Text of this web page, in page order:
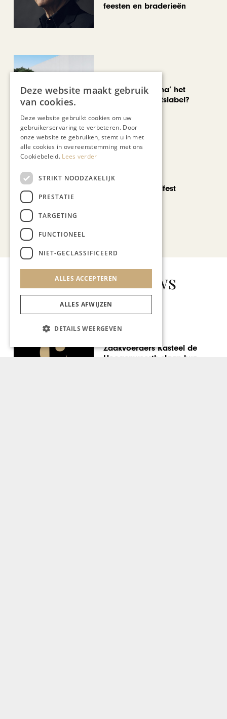
feesten en braderieën
Is ‘Made in China’ het
nieuwe kwaliteitslabel?
CHAPEAU TV
Noorbeek Foodfest
Bekijk alle artikelen
Gerelateerd nieuws
Exclusieve ontvangst
Chapeau in de Bijenkorf
Deze website maakt gebruik
van cookies.
Deze website gebruikt cookies om uw
gebruikerservaring te verbeteren. Door
onze website te gebruiken, stemt u in met
alle cookies in overeenstemming met ons
Cookiebeleid. Lees verder
STRIKT NOODZAKELIJK
PRESTATIE
TARGETING
FUNCTIONEEL
NIET-GECLASSIFICEERD
ALLES ACCEPTEREN
ALLES AFWIJZEN
DETAILS WEERGEVEN